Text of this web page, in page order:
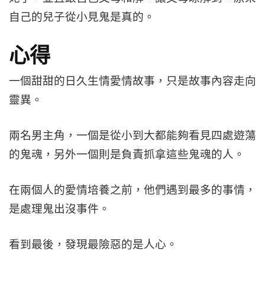
自己的兒子從小見鬼是真的。
心得
一個甜甜的日久生情愛情故事，只是故事內容走向
靈異。
兩名男主角，一個是從小到大都能夠看見四處遊蕩
的鬼魂，另外一個則是負責抓拿這些鬼魂的人。
在兩個人的愛情培養之前，他們遇到最多的事情，
是處理鬼出沒事件。
看到最後，發現最險惡的是人心。